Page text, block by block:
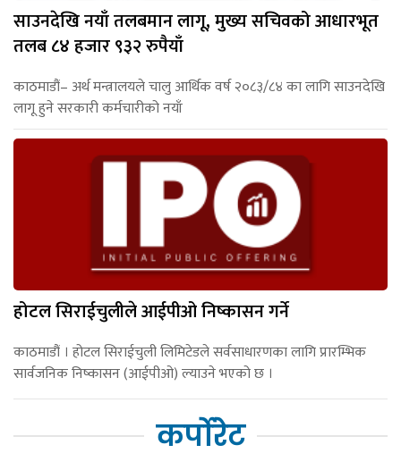
साउनदेखि नयाँ तलबमान लागू, मुख्य सचिवको आधारभूत
तलब ८४ हजार ९३२ रुपैयाँ
काठमाडौं– अर्थ मन्त्रालयले चालु आर्थिक वर्ष २०८३/८४ का लागि साउनदेखि
लागू हुने सरकारी कर्मचारीको नयाँ
होटल सिराईचुलीले आईपीओ निष्कासन गर्ने
काठमाडौं । होटल सिराईचुली लिमिटेडले सर्वसाधारणका लागि प्रारम्भिक
सार्वजनिक निष्कासन (आईपीओ) ल्याउने भएको छ ।
कर्पोरेट